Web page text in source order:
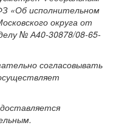
«Об исполнительном
округа от
№ А40-30878/08-65-
согласовывать